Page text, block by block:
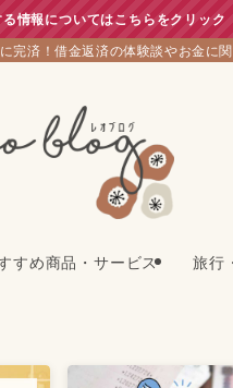
情報についてはこちらをクリック
完済！借金返済の体験談やお金に
すめ商品・サービス 旅行